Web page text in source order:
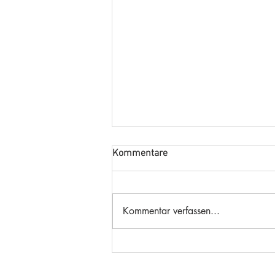
Kommentare
Kommentar verfassen...